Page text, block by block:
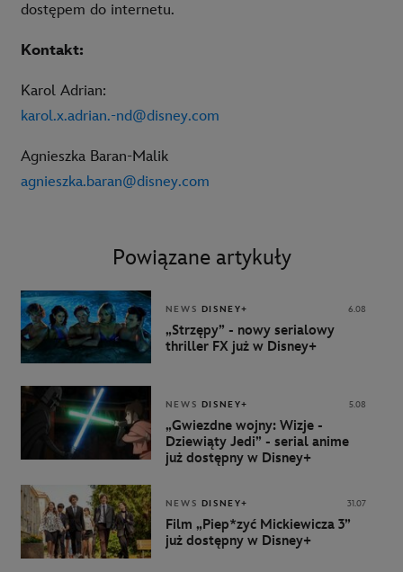
dostępem do internetu.
Kontakt:
Karol Adrian:
karol.x.adrian.-nd@disney.com
Agnieszka Baran-Malik
agnieszka.baran@disney.com
Powiązane artykuły
NEWS DISNEY+ 6.08
„Strzępy” - nowy serialowy
thriller FX już w Disney+
NEWS DISNEY+ 5.08
„Gwiezdne wojny: Wizje -
Dziewiąty Jedi” - serial anime
już dostępny w Disney+
NEWS DISNEY+ 31.07
Film „Piep*zyć Mickiewicza 3”
już dostępny w Disney+